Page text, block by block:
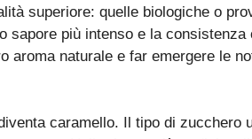
superiore: quelle biologiche o
più intenso e la consistenza
aroma naturale e far emergere le
caramello. Il tipo di zucchero